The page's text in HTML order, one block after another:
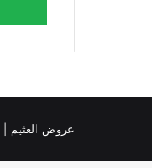
عروض العثيم